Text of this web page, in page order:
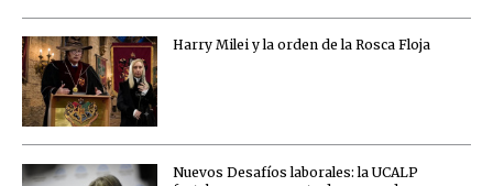
Harry Milei y la orden de la Rosca Floja
Nuevos Desafíos laborales: la UCALP